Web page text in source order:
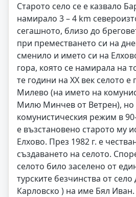
Старото село се е казвало
намирало 3 – 4 km
сегашното, близо до
при преместването си на
сменило и името си на
гора, която се намирала на
те години на ХХ век селото
Милево (на името на
Милю Минчев от Ветрен), но
комунистическия режим в
е възстановено старото му
Елхово. През 1982 г. е
създаването на селото.
селото било заселено от
турските безчинства от
Карловско ) на име Бял Иван.